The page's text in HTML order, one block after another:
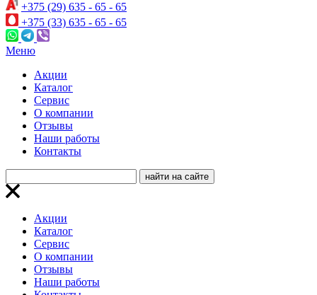
+375 (29) 635 - 65 - 65
+375 (33) 635 - 65 - 65
Меню
Акции
Каталог
Сервис
О компании
Отзывы
Наши работы
Контакты
Акции
Каталог
Сервис
О компании
Отзывы
Наши работы